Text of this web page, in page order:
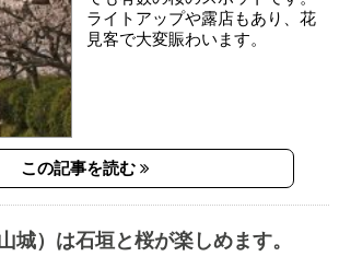
ライトアップや露店もあり、花
見客で大変賑わいます。
この記事を読む
城）は石垣と桜が楽しめます。